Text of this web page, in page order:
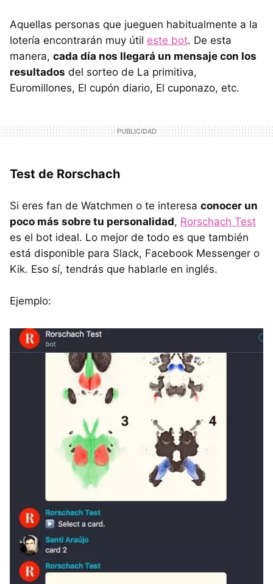
Aquellas personas que jueguen habitualmente a la
lotería encontrarán muy útil este bot. De esta
manera, cada día nos llegará un mensaje con los
resultados del sorteo de La primitiva,
Euromillones, El cupón diario, El cuponazo, etc.
Test de Rorschach
Si eres fan de Watchmen o te interesa conocer un
poco más sobre tu personalidad, Rorschach Test
es el bot ideal. Lo mejor de todo es que también
está disponible para Slack, Facebook Messenger o
Kik. Eso sí, tendrás que hablarle en inglés.
Ejemplo: